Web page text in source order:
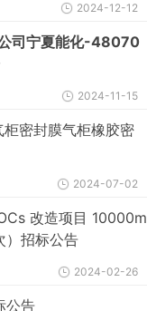
2024-12-12
司宁夏能化-48070
2024-11-15
密封膜气柜橡胶密
2024-07-02
改造项目 10000m
）招标公告
2024-02-26
公告